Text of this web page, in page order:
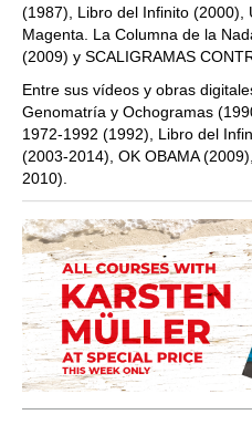
(1987), Libro del Infinito (2000),
Magenta. La Columna de la
(2009) y SCALIGRAMAS
Entre sus vídeos y obras
Genomatría y Ochogramas
1972-1992 (1992), Libro del
(2003-2014), OK OBAMA
2010).